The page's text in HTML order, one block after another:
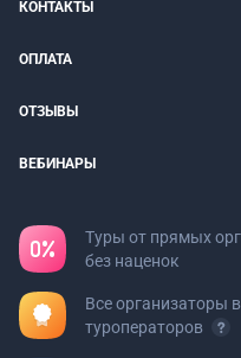
КОНТАКТЫ
ОПЛАТА
ОТЗЫВЫ
ВЕБИНАРЫ
Туры от прямых
без наценок
Все организаторы
туроператоров